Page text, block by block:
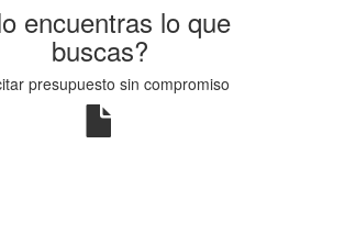
encuentras lo que
buscas?
presupuesto sin compromiso